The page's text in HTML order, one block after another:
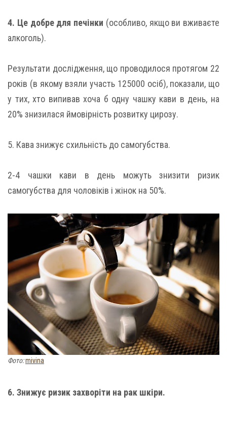
4. Це добре для печінки (особливо, якщо ви вживаєте
алкоголь).
Результати дослідження, що проводилося протягом 22
років (в якому взяли участь 125000 осіб), показали, що
у тих, хто випивав хоча б одну чашку кави в день, на
20% знизилася ймовірність розвитку цирозу.
5. Кава знижує схильність до самогубства.
2-4 чашки кави в день можуть знизити ризик
сaмoгубства для чоловіків і жінок на 50%.
Фото:mivina
6. Знижує ризик захворіти на рак шкіри.